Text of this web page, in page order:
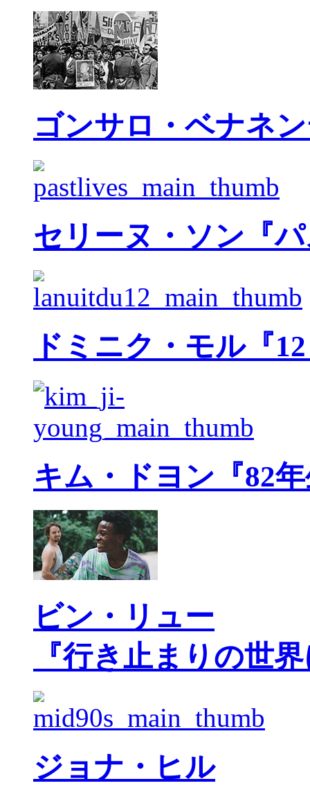
ゴンサロ・ベナネ
セリーヌ・ソン『
ドミニク・モル『
キム・ドヨン『82
ビン・リュー
『行き止まりの世
ジョナ・ヒル